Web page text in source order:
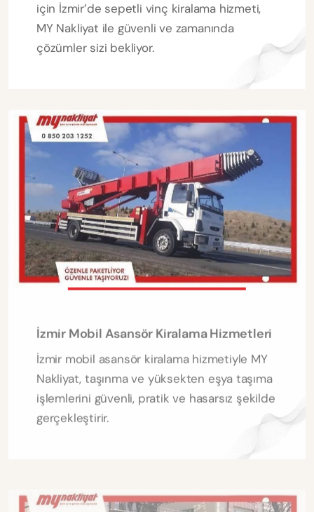
için İzmir’de sepetli vinç kiralama hizmeti,
MY Nakliyat ile güvenli ve zamanında
çözümler sizi bekliyor.
İzmir Mobil Asansör Kiralama Hizmetleri
İzmir mobil asansör kiralama hizmetiyle MY
Nakliyat, taşınma ve yüksekten eşya taşıma
işlemlerini güvenli, pratik ve hasarsız şekilde
gerçekleştirir.